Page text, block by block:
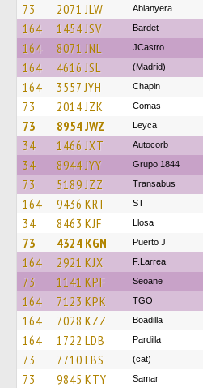
73 2071 JLW Abianyera
164 1454 JSV Bardet
164 8071 JNL JCastro
164 4616 JSL (Madrid)
164 3557 JYH Chapin
73 2014 JZK Comas
73 8954 JWZ Leyca
34 1466 JXT Autocorb
34 8944 JYY Grupo 1844
73 5189 JZZ Transabus
164 9436 KRT ST
34 8463 KJF Llosa
73 4324 KGN Puerto J
164 2921 KJX F.Larrea
73 1141 KPF Seoane
164 7123 KPK TGO
164 7028 KZZ Boadilla
164 1722 LDB Pardilla
73 7710 LBS (cat)
73 9845 KTY Samar